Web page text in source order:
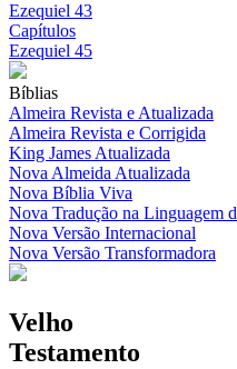
Ezequiel 43
Capítulos
Ezequiel 45
Bíblias
Almeira Revista e Atualizada
Almeira Revista e Corrigida
King James Atualizada
Nova Almeida Atualizada
Nova Bíblia Viva
Nova Tradução na Linguagem
Nova Versão Internacional
Nova Versão Transformadora
Velho
Testamento